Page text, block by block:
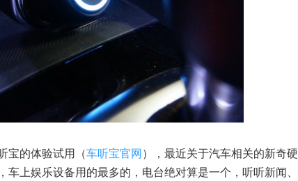
宝的体验试用（车听宝官网），最近关于汽车相关的新奇硬
上娱乐设备用的最多的，电台绝对算是一个，听听新闻、